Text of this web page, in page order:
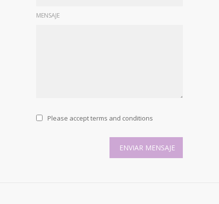
MENSAJE
Please accept terms and conditions